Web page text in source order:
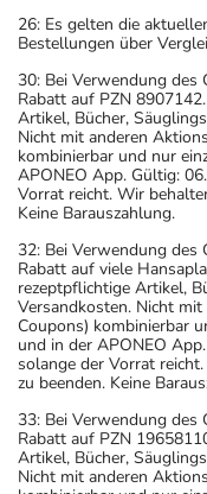
- Das Arzneimittel
- Das Blutbild muss
und ggf. nach
werden.
- Vor Beginn der
- Vorsicht bei einer
Wenn Sie eine
Sie den Zuckergehalt
- Es kann
Wechselwirkungen
Arzneimittel jedes
dem Arzt oder
26: Es gelten die
Bestellungen über
30: Bei Verwendung des
Rabatt auf PZN
Artikel, Bücher,
Nicht mit anderen
kombinierbar und nur
APONEO App. Gültig:
Vorrat reicht. Wir
Keine Barauszahlung.
32: Bei Verwendung des
Rabatt auf viele
rezeptpflichtige Artikel,
Versandkosten. Nicht
Coupons) kombinierbar
und in der APONEO
solange der Vorrat
zu beenden. Keine
33: Bei Verwendung des
Rabatt auf PZN
Artikel, Bücher,
Nicht mit anderen